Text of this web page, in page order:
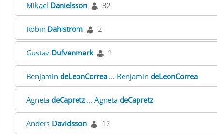
Mikael Danielsson 32
Robin Dahlström 2
Gustav Dufvenmark 1
Benjamin deLeonCorrea ... Benjamin deLeonCorrea
Agneta deCapretz ... Agneta deCapretz
Anders Davidsson 12